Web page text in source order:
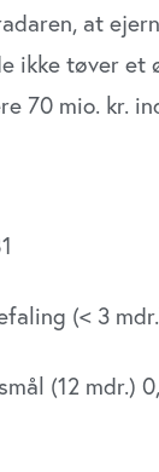
at
ikke tøver et
70 mio. kr.
(< 3
(12 mdr.)